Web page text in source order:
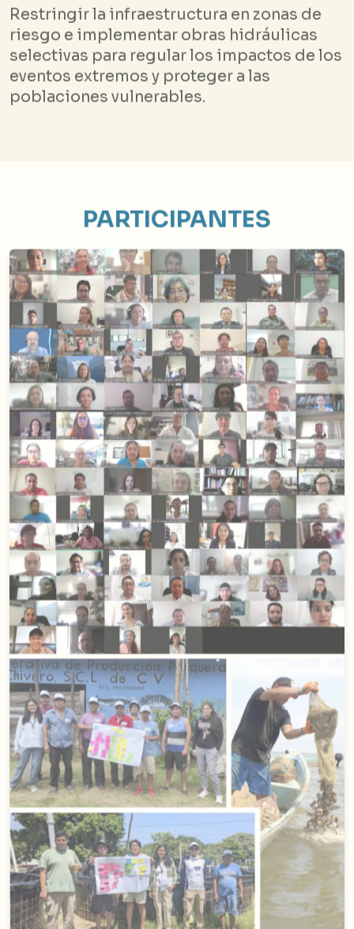
Restringir la infraestructura en zonas de
riesgo e implementar obras hidráulicas
selectivas para regular los impactos de los
eventos extremos y proteger a las
poblaciones vulnerables.
PARTICIPANTES